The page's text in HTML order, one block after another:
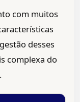
com muitos
desses
complexa do